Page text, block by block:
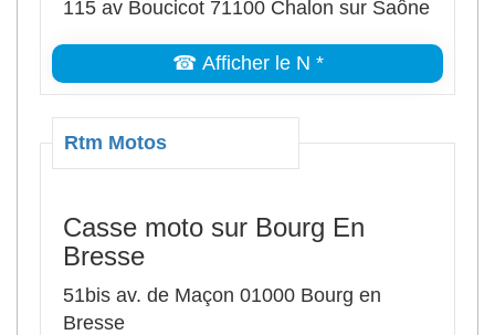
115 av Boucicot 71100 Chalon sur Saône
☎ Afficher le N *
Rtm Motos
Casse moto sur Bourg En
Bresse
51bis av. de Maçon 01000 Bourg en
Bresse